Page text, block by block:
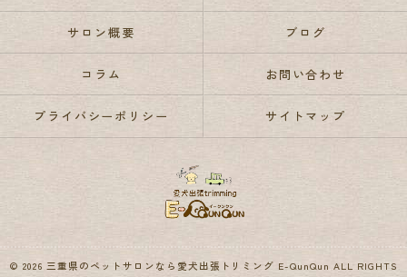
サロン概要 ブログ
コラム お問い合わせ
プライバシーポリシー サイトマップ
© 2026 三重県のペットサロンなら愛犬出張トリミング E-QunQun ALL RIGHTS